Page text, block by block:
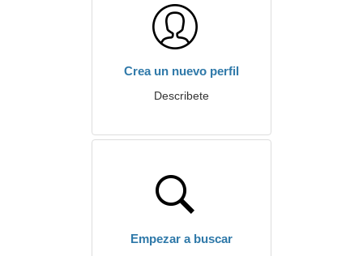
Crea un nuevo perfil
Describete
Empezar a buscar